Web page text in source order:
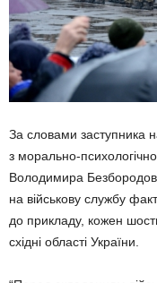
За словами заступника
з морально-
Володимира
на військову службу
до прикладу, кожен
східні області України.